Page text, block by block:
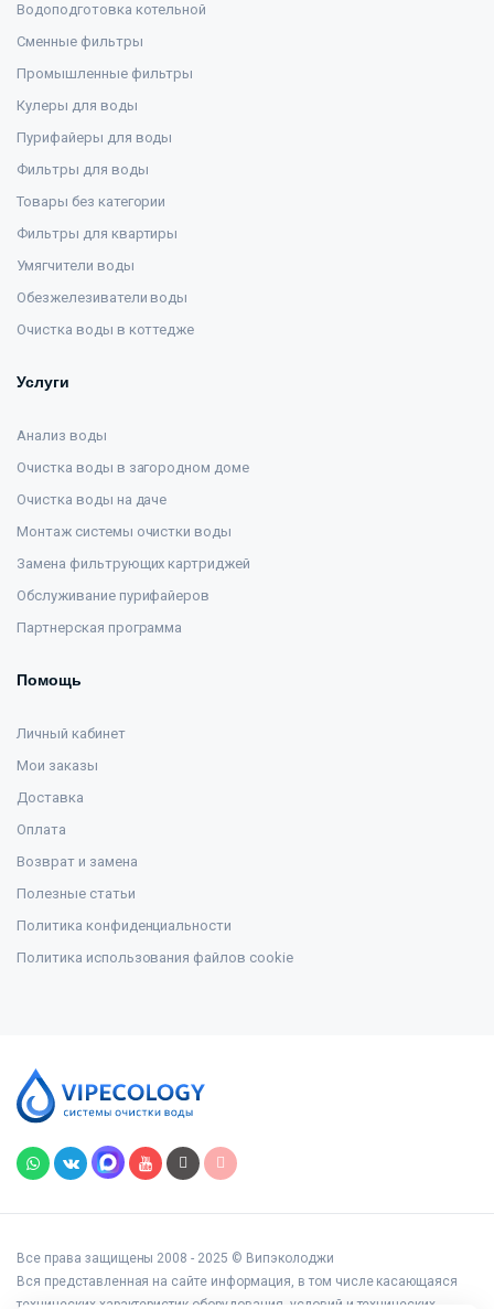
Водоподготовка котельной
Сменные фильтры
Промышленные фильтры
Кулеры для воды
Пурифайеры для воды
Фильтры для воды
Товары без категории
Фильтры для квартиры
Умягчители воды
Обезжелезиватели воды
Очистка воды в коттедже
Услуги
Анализ воды
Очистка воды в загородном доме
Очистка воды на даче
Монтаж системы очистки воды
Замена фильтрующих картриджей
Обслуживание пурифайеров
Партнерская программа
Помощь
Личный кабинет
Мои заказы
Доставка
Оплата
Возврат и замена
Полезные статьи
Политика конфиденциальности
Политика использования файлов cookie
Все права защищены 2008 - 2025 © Випэколоджи
Вся представленная на сайте информация, в том числе касающаяся
технических характеристик оборудования, условий и технических